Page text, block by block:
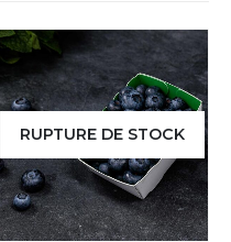
RUPTURE DE STOCK